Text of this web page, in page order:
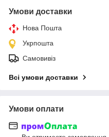
Умови доставки
Нова Пошта
Укрпошта
Самовивіз
Всі умови доставки
Умови оплати